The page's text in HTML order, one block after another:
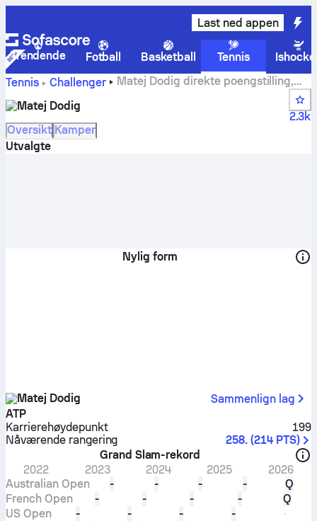
Last ned appen
Trendende Fotball Basketball Tennis
Tennis
Challenger
Matej Dodig direkte poengstilling,
Matej Dodig
2.3k
Oversikt Kamper
Utvalgte
Nylig form
Matej Dodig
Sammenlign lag
ATP
Karrierehøydepunkt
199
Nåværende rangering
258. (214 PTS)
Grand Slam-rekord
2022
2023 2024 2025
2026
Australian Open
- - - -
Q
French Open
- - - -
Q
US Open
- - -
-